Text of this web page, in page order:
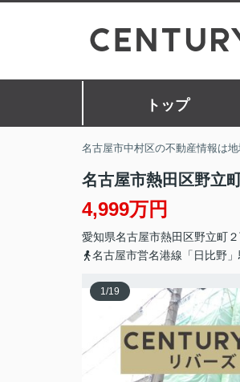
トップ
名古屋市中村区の不動産情報は
名古屋市熱田区野立
4,999万円
愛知県名古屋市熱田区野立町
名古屋市営名港線「日比野
1/19